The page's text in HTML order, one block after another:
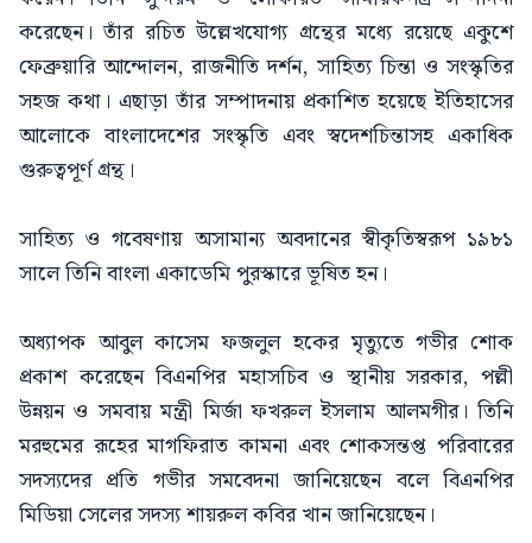
করেছেন। তাঁর রচিত উল্লেখযোগ্য গ্রন্থের মধ্যে রয়েছে একুশে
ফেব্রুয়ারি আন্দোলন, রাজনীতি দর্শন, সাহিত্য চিন্তা ও সংস্কৃতির
সহজ কথা। এছাড়া তাঁর সম্পাদনায় প্রকাশিত হয়েছে ইতিহাসের
আলোকে বাংলাদেশের সংস্কৃতি এবং স্বদেশচিন্তাসহ একাধিক
গুরুত্বপূর্ণ গ্রন্থ।
সাহিত্য ও গবেষণায় অসামান্য অবদানের স্বীকৃতিস্বরূপ ১৯৮১
সালে তিনি বাংলা একাডেমি পুরস্কারে ভূষিত হন।
অধ্যাপক আবুল কাসেম ফজলুল হকের মৃত্যুতে গভীর শোক
প্রকাশ করেছেন বিএনপির মহাসচিব ও স্থানীয় সরকার, পল্লী
উন্নয়ন ও সমবায় মন্ত্রী মির্জা ফখরুল ইসলাম আলমগীর। তিনি
মরহুমের রূহের মাগফিরাত কামনা এবং শোকসন্তপ্ত পরিবারের
সদস্যদের প্রতি গভীর সমবেদনা জানিয়েছেন বলে বিএনপির
মিডিয়া সেলের সদস্য শায়রুল কবির খান জানিয়েছেন।